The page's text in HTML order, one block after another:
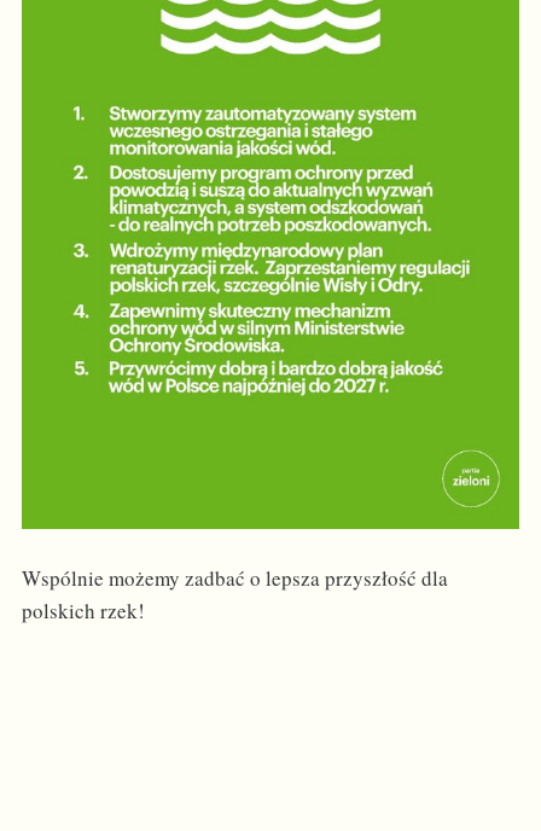
Wspólnie możemy zadbać o lepsza przyszłość dla
polskich rzek!